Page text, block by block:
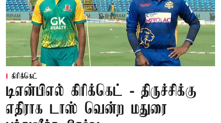
கிரிக்கெட்
டிஎன்பிஎல் கிரிக்கெட் - திருச்சிக்கு
எதிராக டாஸ் வென்ற மதுரை